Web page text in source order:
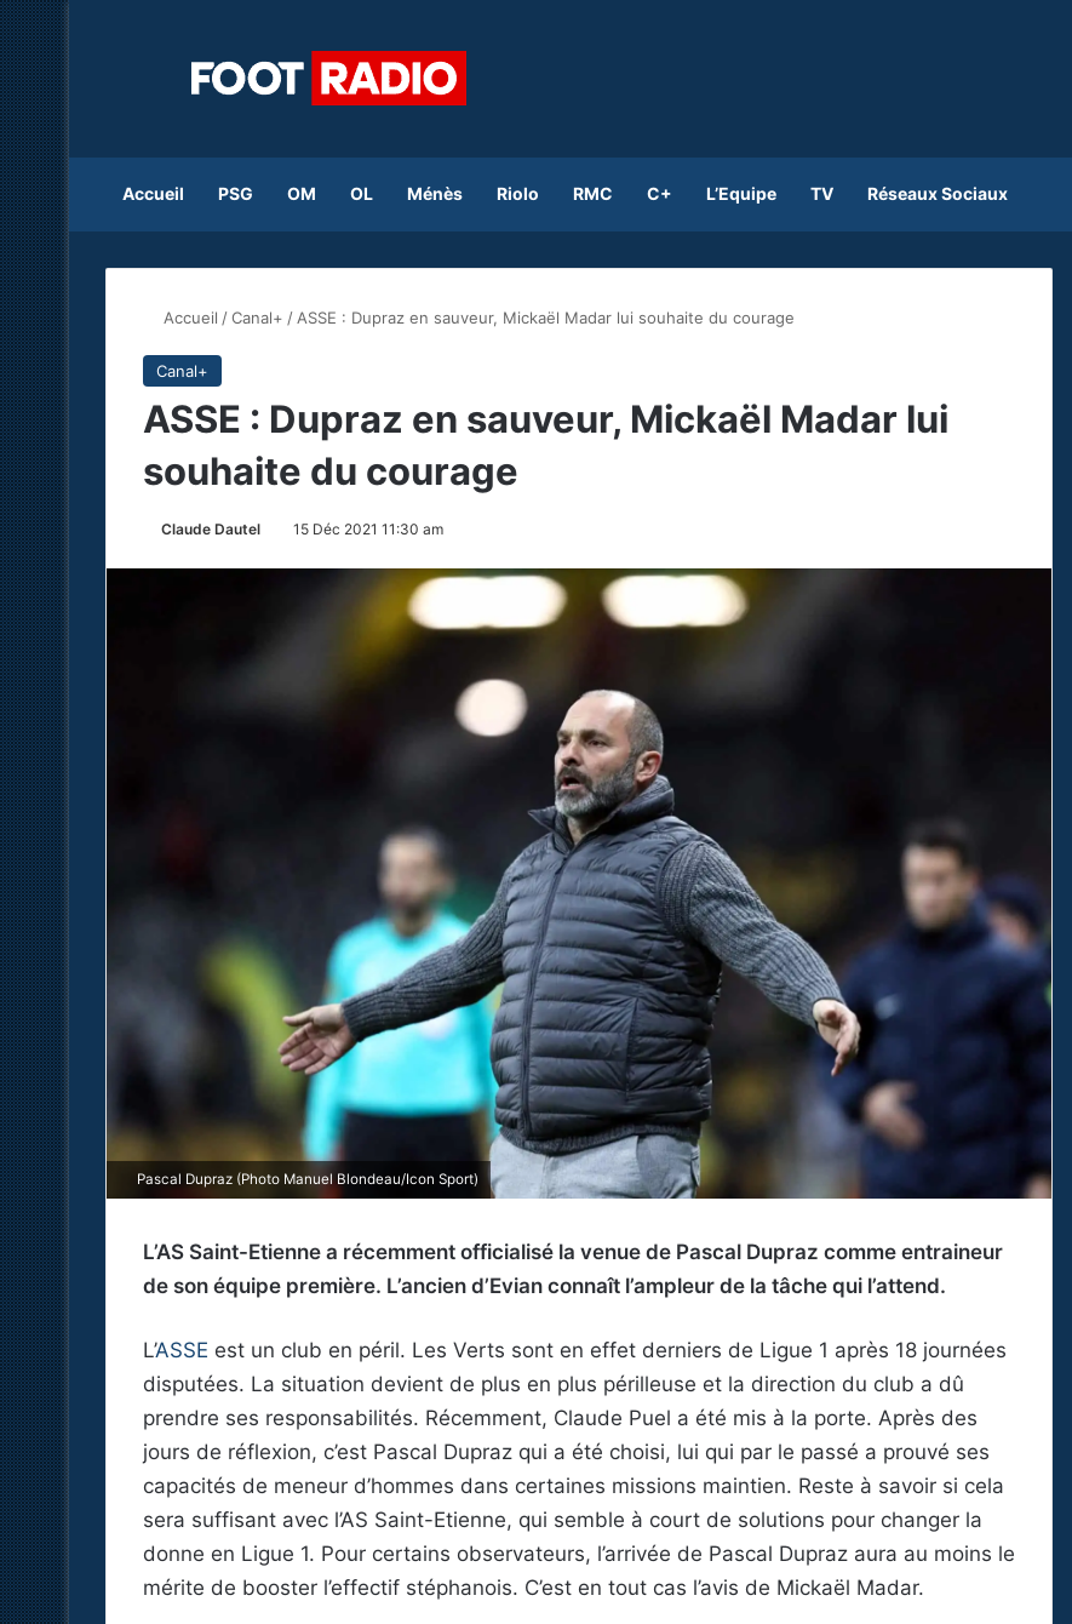
Accueil PSG OM OL Ménès Riolo RMC C+ L’Equipe TV Réseaux Sociaux
Accueil /Canal+ / ASSE : Dupraz en sauveur, Mickaël Madar lui souhaite du courage
Canal+
ASSE : Dupraz en sauveur, Mickaël Madar lui
souhaite du courage
Claude Dautel 15 Déc 2021 11:30 am
Pascal Dupraz (Photo Manuel Blondeau/Icon Sport)
L’AS Saint-Etienne a récemment officialisé la venue de Pascal Dupraz comme entraineur
de son équipe première. L’ancien d’Evian connaît l’ampleur de la tâche qui l’attend.
L’ASSE est un club en péril. Les Verts sont en effet derniers de Ligue 1 après 18 journées
disputées. La situation devient de plus en plus périlleuse et la direction du club a dû
prendre ses responsabilités. Récemment, Claude Puel a été mis à la porte. Après des
jours de réflexion, c’est Pascal Dupraz qui a été choisi, lui qui par le passé a prouvé ses
capacités de meneur d’hommes dans certaines missions maintien. Reste à savoir si cela
sera suffisant avec l’AS Saint-Etienne, qui semble à court de solutions pour changer la
donne en Ligue 1. Pour certains observateurs, l’arrivée de Pascal Dupraz aura au moins le
mérite de booster l’effectif stéphanois. C’est en tout cas l’avis de Mickaël Madar.